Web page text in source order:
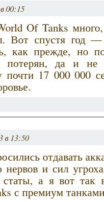
00:15
Of Tanks
Вот спустя год —
как прежде, но
да и не
17 000 000
в 13:50
отдавать
и сил
а я вот так
с премиум